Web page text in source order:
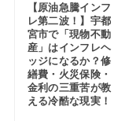
【原油急騰インフ
レ第二波！】宇都
宮市で「現物不動
産」はインフレヘ
ッジになるか？修
繕費・火災保険・
金利の三重苦が教
える冷酷な現実！